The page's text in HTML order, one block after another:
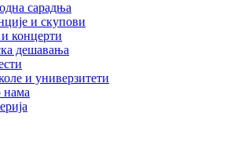
сарадња
и скупови
концерти
дешавања
и универзитети
нама